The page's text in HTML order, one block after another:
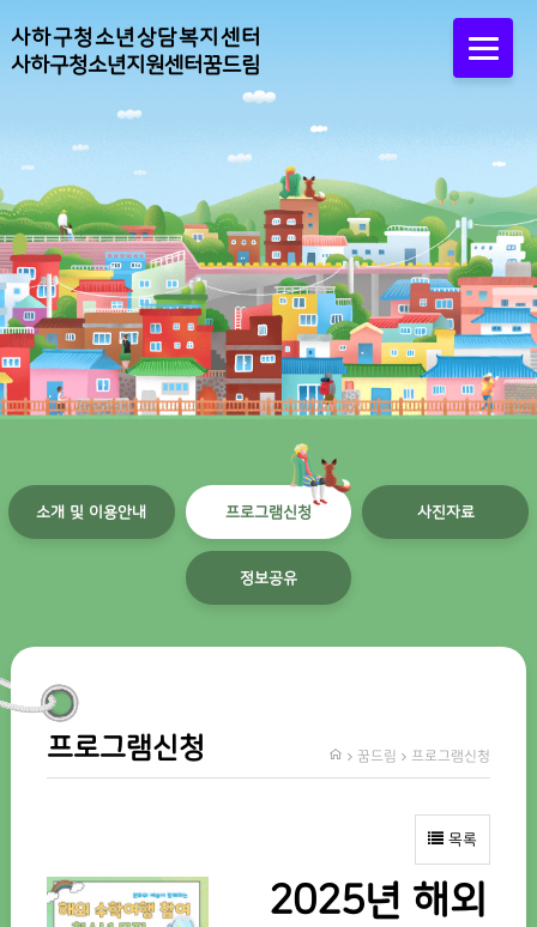
사하구청소년상담복지센터
사하구청소년지원센터꿈드림
소개 및 이용안내 프로그램신청 사진자료
정보공유
프로그램신청 꿈드림 프로그램신청
목록
2025년 해외